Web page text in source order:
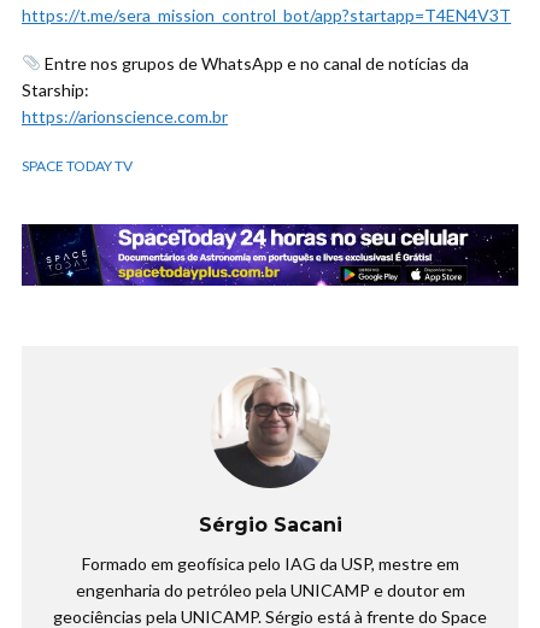
https://t.me/sera_mission_control_bot/app?startapp=T4EN4V3T
Entre nos grupos de WhatsApp e no canal de notícias da
Starship:
https://arionscience.com.br
SPACE TODAY TV
Sérgio Sacani
Formado em geofísica pelo IAG da USP, mestre em
engenharia do petróleo pela UNICAMP e doutor em
geociências pela UNICAMP. Sérgio está à frente do Space